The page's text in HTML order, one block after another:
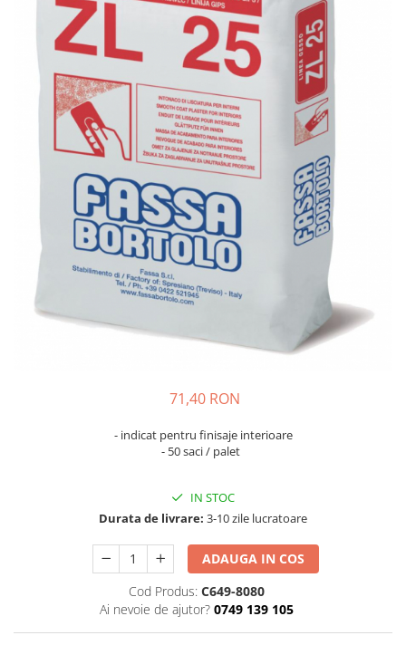
Mortar & chit pentru grătar
71,40 RON
- indicat pentru finisaje interioare
- 50 saci / palet
IN STOC
Durata de livrare: 3-10 zile lucratoare
ADAUGA IN COS
Cod Produs: C649-8080
Ai nevoie de ajutor? 0749 139 105